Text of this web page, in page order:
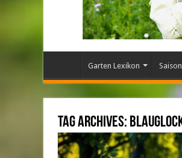
Garten Lexikon Saison
Tag Archives: